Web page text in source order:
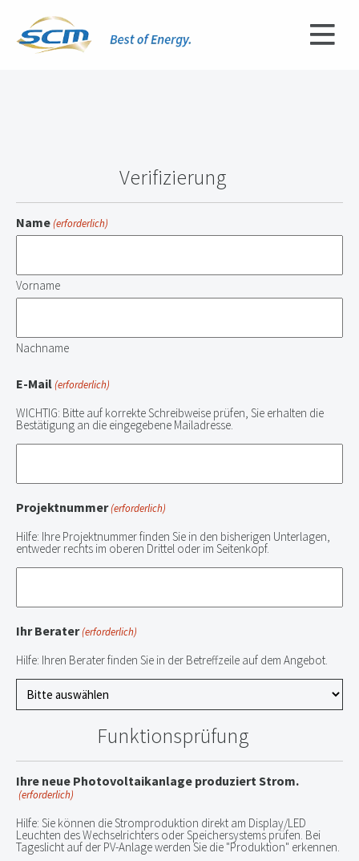
Verifizierung
Name(erforderlich)
Vorname
Nachname
E-Mail(erforderlich)
WICHTIG: Bitte auf korrekte Schreibweise prüfen, Sie erhalten die
Bestätigung an die eingegebene Mailadresse.
Projektnummer(erforderlich)
Hilfe: Ihre Projektnummer finden Sie in den bisherigen Unterlagen,
entweder rechts im oberen Drittel oder im Seitenkopf.
Ihr Berater(erforderlich)
Hilfe: Ihren Berater finden Sie in der Betreffzeile auf dem Angebot.
Funktionsprüfung
Ihre neue Photovoltaikanlage produziert Strom.
(erforderlich)
Hilfe: Sie können die Stromproduktion direkt am Display/LED
Leuchten des Wechselrichters oder Speichersystems prüfen. Bei
Tageslicht auf der PV-Anlage werden Sie die "Produktion" erkennen.